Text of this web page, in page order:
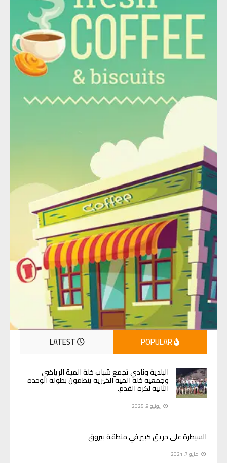
البلدية ونادي تجمع شباب خلة المية الرياضي
وجمعية خلة المية الخيرية ينظمون بطولة الوحدة
الثانية لكرة القدم.
يونيو 9, 2025
السيطرة على حريق كبير في منطقة بيروق
مايو 7, 2021